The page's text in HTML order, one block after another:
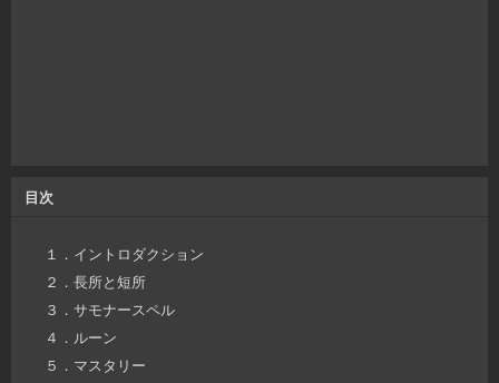
目次
１．イントロダクション
２．長所と短所
３．サモナースペル
４．ルーン
５．マスタリー